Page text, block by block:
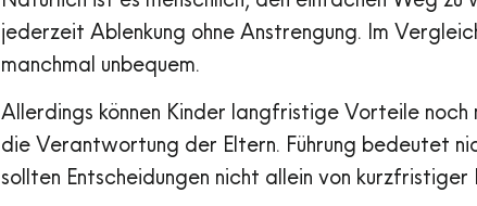
jederzeit Ablenkung ohne Anstrengung. Im
manchmal unbequem.
Allerdings können Kinder langfristige Vorteile
die Verantwortung der Eltern. Führung bedeutet
sollten Entscheidungen nicht allein von